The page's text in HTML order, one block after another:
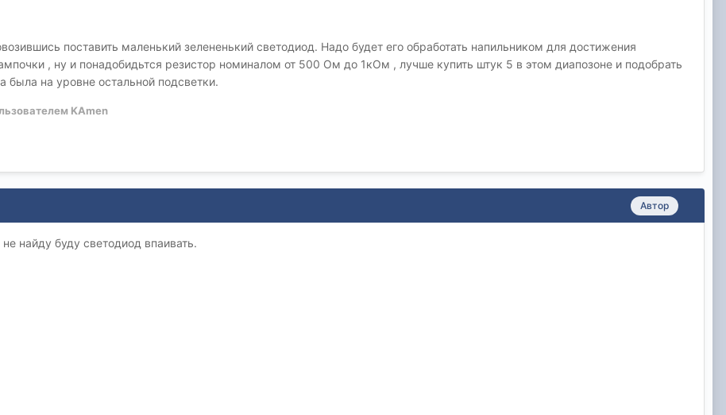
поставить маленький зелененький светодиод. Надо будет его обработать напильником для достижения
, ну и понадобидьтся резистор номиналом от 500 Ом до 1кОм , лучше купить штук 5 в этом диапозоне и подобрать
была на уровне остальной подсветки.
KAmen
Автор
найду буду светодиод впаивать.